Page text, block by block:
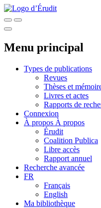
Menu principal
Types de publications
Revues
Thèses et
Livres et actes
Rapports de
Connexion
À propos À propos
Érudit
Coalition Publica
Libre accès
Rapport annuel
Recherche avancée
FR
Français
English
Ma bibliothèque